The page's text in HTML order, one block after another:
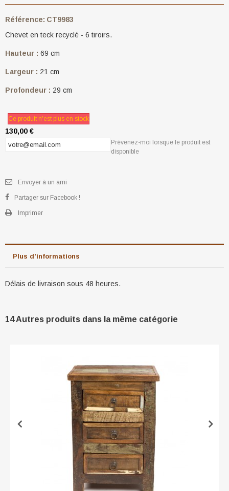
Référence: CT9983
Chevet en teck recyclé - 6 tiroirs.
Hauteur : 69 cm
Largeur : 21 cm
Profondeur : 29 cm
Ce produit n'est plus en stock
130,00 €
Prévenez-moi lorsque le produit est
disponible
Envoyer à un ami
Partager sur Facebook !
Imprimer
Plus d'informations
Délais de livraison sous 48 heures.
14 Autres produits dans la même catégorie